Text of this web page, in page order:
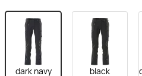
dark navy black